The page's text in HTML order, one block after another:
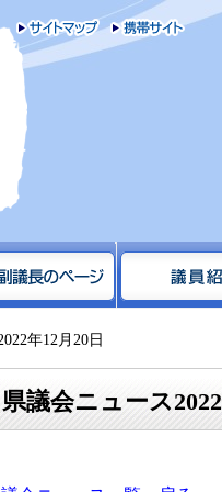
島県議会
サイトマップ
携
年12月20日
県議会ニュース